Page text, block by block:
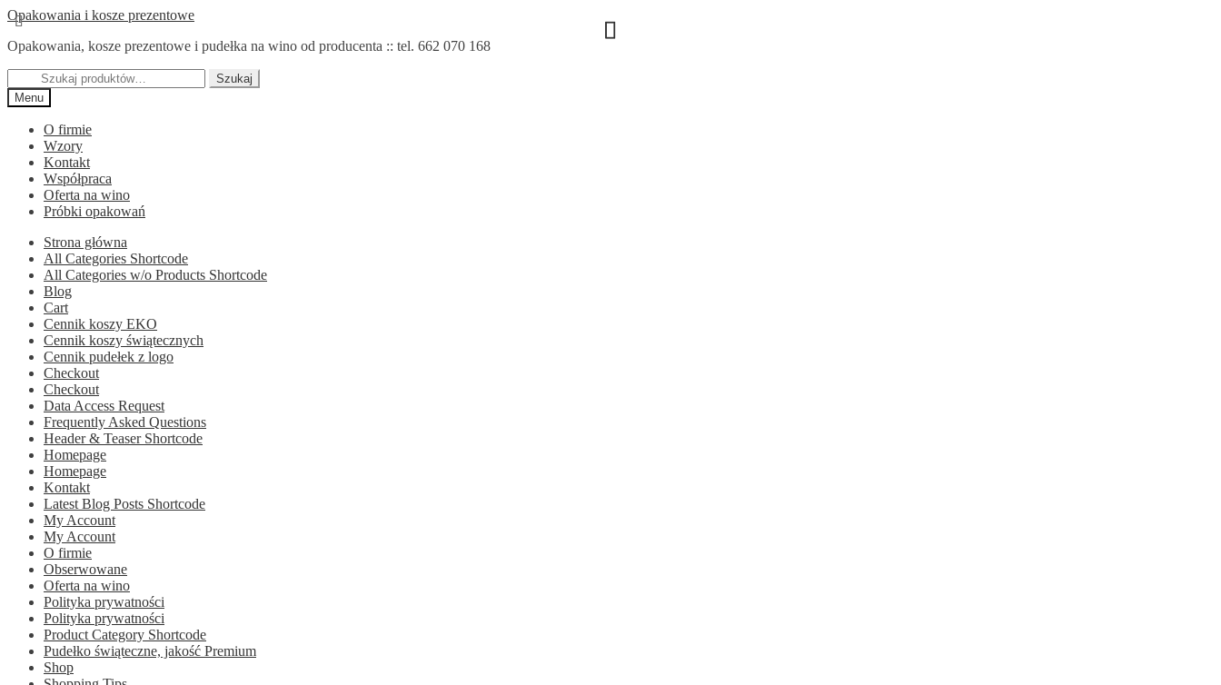
Przejdź
do
nawigacji
Przejdź
do
treści
Opakowania i kosze prezentowe
Opakowania, kosze prezentowe i pudełka na wino od producenta :: tel. 662 070 168
Szukaj:
Szukaj
Menu
O firmie
Wzory
Kontakt
Współpraca
Oferta na wino
Próbki opakowań
Strona główna
All Categories Shortcode
All Categories w/o Products Shortcode
Blog
Cart
Cennik koszy EKO
Cennik koszy świątecznych
Cennik pudełek z logo
Checkout
Checkout
Data Access Request
Frequently Asked Questions
Header & Teaser Shortcode
Homepage
Homepage
Kontakt
Latest Blog Posts Shortcode
My Account
My Account
O firmie
Obserwowane
Oferta na wino
Polityka prywatności
Polityka prywatności
Product Category Shortcode
Pudełko świąteczne, jakość Premium
Shop